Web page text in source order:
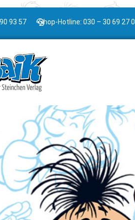
93 57 Shop-Hotline: 030 – 30 69 27 0